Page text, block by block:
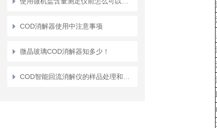
COD消解器使用中注意事项
微晶玻璃COD消解器知多少！